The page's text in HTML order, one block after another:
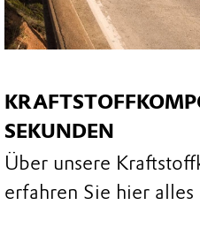
SEKUNDEN
Über unsere
erfahren Sie hier